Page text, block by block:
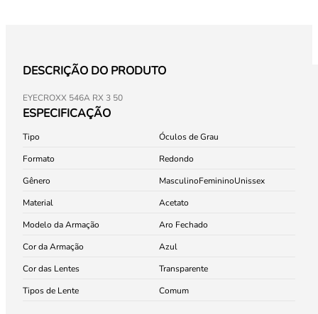
DESCRIÇÃO DO PRODUTO
EYECROXX 546A RX 3 50
ESPECIFICAÇÃO
Tipo
Óculos de Grau
Formato
Redondo
Gênero
MasculinoFemininoUnissex
Material
Acetato
Modelo da Armação
Aro Fechado
Cor da Armação
Azul
Cor das Lentes
Transparente
Tipos de Lente
Comum